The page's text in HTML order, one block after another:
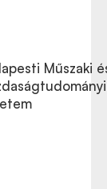
Műszaki